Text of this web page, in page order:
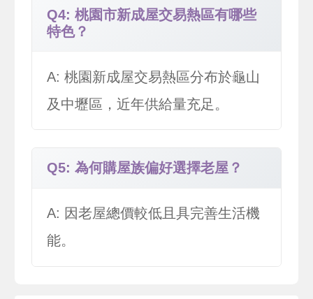
Q4: 桃園市新成屋交易熱區有哪些
特色？
A: 桃園新成屋交易熱區分布於龜山
及中壢區，近年供給量充足。
Q5: 為何購屋族偏好選擇老屋？
A: 因老屋總價較低且具完善生活機
能。